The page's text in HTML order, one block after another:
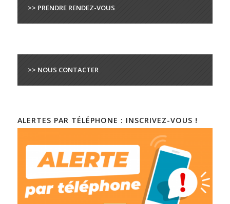
>> PRENDRE RENDEZ-VOUS
>> NOUS CONTACTER
ALERTES PAR TÉLÉPHONE : INSCRIVEZ-VOUS !